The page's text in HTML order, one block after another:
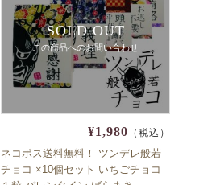
SOLD OUT
この商品へのお問い合わせ
¥1,980 （税込）
ネコポス送料無料！ ツンデレ般若
チョコ ×10個セット いちごチョコ